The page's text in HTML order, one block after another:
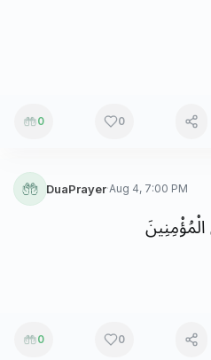
0 0
DuaPrayer·Aug 4, 7:00 PM
الْمُؤْمِنِينَ
0 0